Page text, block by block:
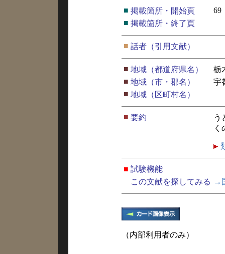
■ 掲載箇所・開始頁
69
■ 掲載箇所・終了頁
■ 話者（引用文献）
■ 地域（都道府県名）
栃
■ 地域（市・郡名）
宇
■ 地域（区町村名）
■ 要約
う
く
■ 試験機能
この文献を探してみる →
（内部利用者のみ）